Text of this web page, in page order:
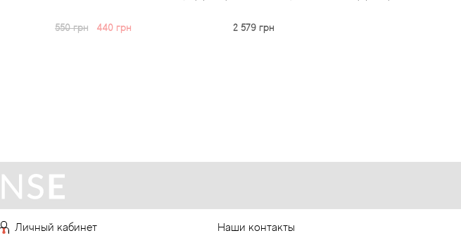
Личный кабинет Наши контакты